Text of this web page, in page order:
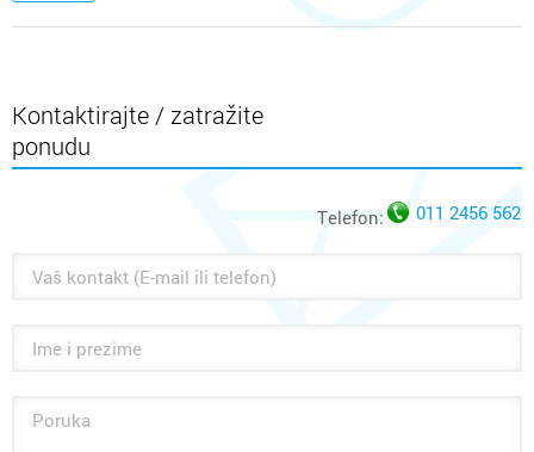
Kontaktirajte / zatražite
ponudu
Telefon: 011 2456 562